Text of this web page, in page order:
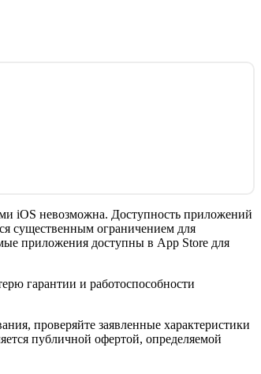
iOS невозможна. Доступность приложений
существенным ограничением для
приложения доступны в App Store для
гарантии и работоспособности
проверяйте заявленные характеристики
публичной офертой, определяемой